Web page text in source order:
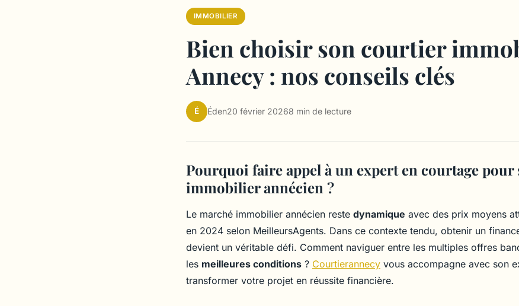
IMMOBILIER
Bien choisir son courtier
Annecy : nos conseils clés
É Éden20 février 20268 min de lecture
Pourquoi faire appel à un expert en courtage
immobilier annécien ?
Le marché immobilier annécien reste dynamique avec des prix moyens
en 2024 selon MeilleursAgents. Dans ce contexte tendu, obtenir un
devient un véritable défi. Comment naviguer entre les multiples offres
les meilleures conditions ? Courtierannecy vous accompagne avec son
transformer votre projet en réussite financière.